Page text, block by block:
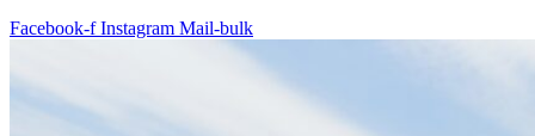
Facebook-f Instagram Mail-bulk